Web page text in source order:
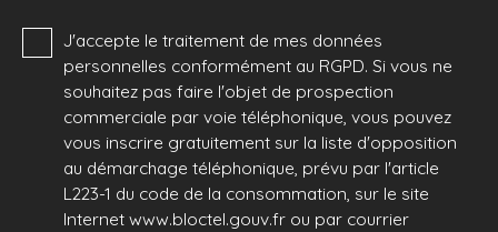
J'accepte le traitement de mes données
personnelles conformément au RGPD. Si vous ne
souhaitez pas faire l'objet de prospection
commerciale par voie téléphonique, vous pouvez
vous inscrire gratuitement sur la liste d'opposition
au démarchage téléphonique, prévu par l'article
L223-1 du code de la consommation, sur le site
Internet www.bloctel.gouv.fr ou par courrier